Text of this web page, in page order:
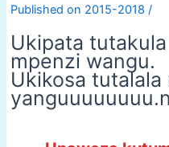
/
Ukipata
mpenzi wangu.
Ukikosa